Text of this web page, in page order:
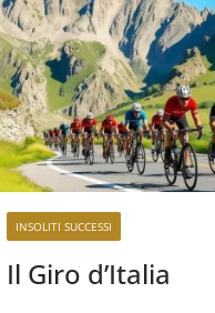
INSOLITI SUCCESSI
Il Giro d’Italia